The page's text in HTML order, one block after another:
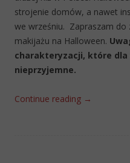
strojenie domów, a nawet
we wrześniu. Zapraszam do
makijażu na Halloween.
charakteryzacji, które dla
nieprzyjemne.
Continue reading →